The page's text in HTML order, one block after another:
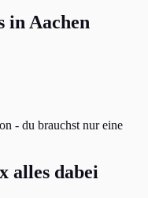
in Aachen
- du brauchst nur eine
alles dabei